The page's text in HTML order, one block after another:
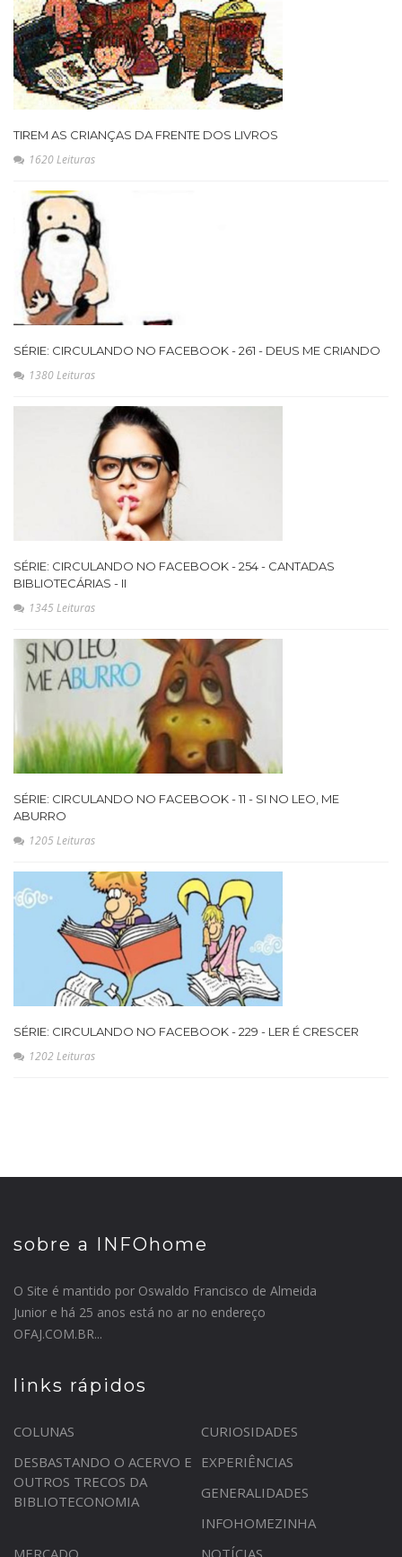
TIREM AS CRIANÇAS DA FRENTE DOS LIVROS
1620 Leituras
SÉRIE: CIRCULANDO NO FACEBOOK - 261 - DEUS ME CRIANDO
1380 Leituras
SÉRIE: CIRCULANDO NO FACEBOOK - 254 - CANTADAS
BIBLIOTECÁRIAS - II
1345 Leituras
SÉRIE: CIRCULANDO NO FACEBOOK - 11 - SI NO LEO, ME
ABURRO
1205 Leituras
SÉRIE: CIRCULANDO NO FACEBOOK - 229 - LER É CRESCER
1202 Leituras
sobre a INFOhome
O Site é mantido por Oswaldo Francisco de Almeida
Junior e há 25 anos está no ar no endereço
OFAJ.COM.BR...
links rápidos
COLUNAS
CURIOSIDADES
DESBASTANDO O ACERVO E
OUTROS TRECOS DA
BIBLIOTECONOMIA
EXPERIÊNCIAS
GENERALIDADES
INFOHOMEZINHA
MERCADO
NOTÍCIAS